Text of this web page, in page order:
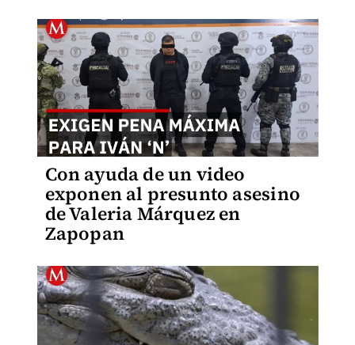
Con ayuda de un video
exponen al presunto asesino
de Valeria Márquez en
Zapopan